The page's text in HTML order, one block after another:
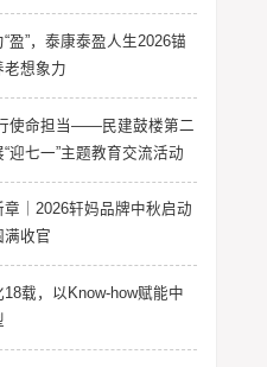
盈”，泰康泰盈人生2026锚
老想象力
使命担当——民建鼓楼第二
迎七一”主题教育交流活动
｜2026轩妈品牌中秋启动
满收官
载，以Know-how赋能中